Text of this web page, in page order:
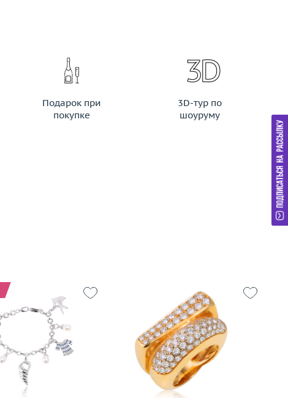
Подарок при
покупке
3D-тур по
шоуруму
золото 750 пробы
Подробнее
Размер
Вес (г)
14.88
Материал
золото 750 пробы
Подробнее